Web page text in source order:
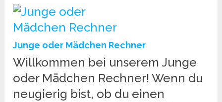
Junge oder Mädchen Rechner
Willkommen bei unserem Junge
oder Mädchen Rechner! Wenn du
neugierig bist, ob du einen